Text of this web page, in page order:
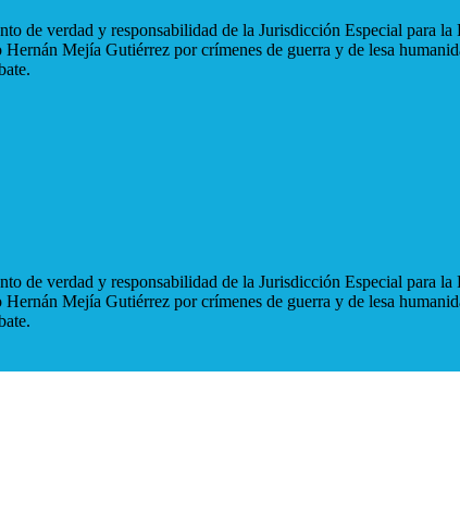
de verdad y responsabilidad de la Jurisdicción Especial para
Mejía Gutiérrez por crímenes de guerra y de lesa
de verdad y responsabilidad de la Jurisdicción Especial para
Mejía Gutiérrez por crímenes de guerra y de lesa